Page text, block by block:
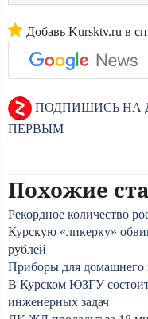
Добавь Kursktv.ru в
ПОДПИШИСЬ НА
ПЕРВЫМ
Похожие
Рекордное количество
Курскую «ликерку»
рублей
Приборы для домашнего
В Курском ЮЗГУ
инженерных задач